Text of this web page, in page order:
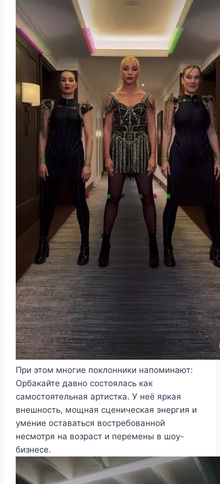
При этом многие поклонники напоминают:
Орбакайте давно состоялась как
самостоятельная артистка. У неё яркая
внешность, мощная сценическая энергия и
умение оставаться востребованной
несмотря на возраст и перемены в шоу-
бизнесе.